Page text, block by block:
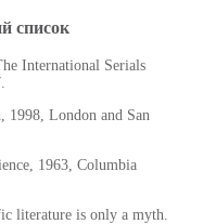
список
International Serials
1998, London and San
1963, Columbia
literature is only a myth.